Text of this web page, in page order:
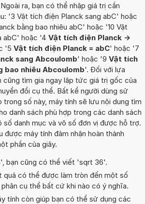
ra, bạn có thể nhập giá trị cần
'3 Vật tích điện Planck sang abC' hoặc
bằng bao nhiêu abC' hoặc '10 Vật
abC' hoặc '4 Vật tích điện Planck ->
'5 Vật tích điện Planck = abC' hoặc '7
sang Abcoulomb' hoặc '9 Vật tích
bao nhiêu Abcoulomb'. Đối với lựa
cũng tìm gia ngay lập tức giá trị gốc của
đổi cụ thể. Bất kể người dùng sử
trong số này, máy tính sẽ lưu nội dung tìm
danh sách phù hợp trong các danh sách
số danh mục và vô số đơn vị được hỗ trợ.
được máy tính đảm nhận hoàn thành
phần của giây.
bạn cũng có thể viết 'sqrt 36'.
quả có thể được làm tròn đến một số
cụ thể bất cứ khi nào có ý nghĩa.
tính còn giúp bạn có thể sử dụng các